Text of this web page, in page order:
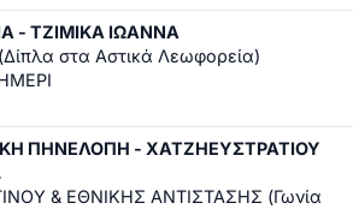
- ΤΖΙΜΙΚΑ ΙΩΑΝΝΑ
στα Αστικά Λεωφορεία)
ΠΗΝΕΛΟΠΗ - ΧΑΤΖΗΕΥΣΤΡΑΤΙΟΥ
& ΕΘΝΙΚΗΣ ΑΝΤΙΣΤΑΣΗΣ (Γωνία